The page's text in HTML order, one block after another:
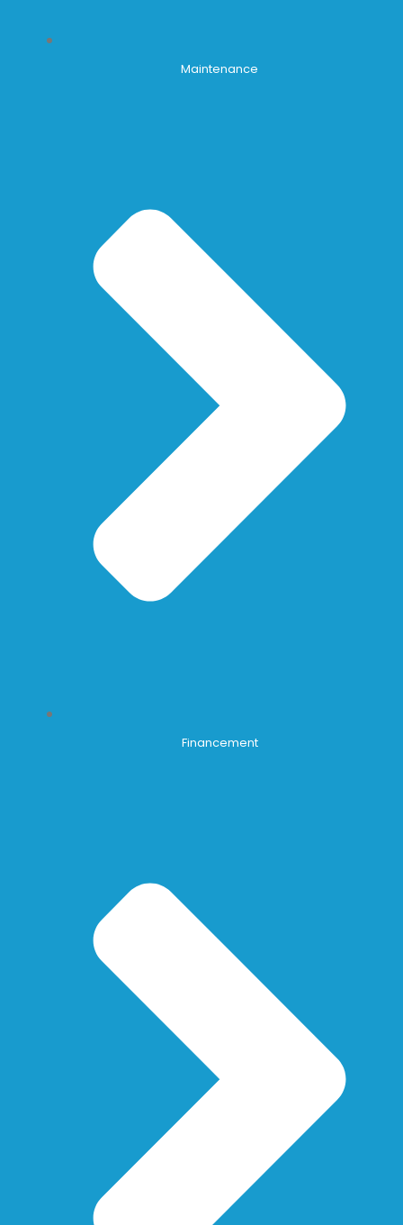
Maintenance
Financement